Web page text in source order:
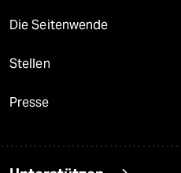
Die Seitenwende
Stellen
Presse